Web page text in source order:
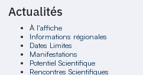
Actualités
À l'affiche
Informations régionales
Dates Limites
Manifestations
Potentiel Scientifique
Rencontres Scientifiques